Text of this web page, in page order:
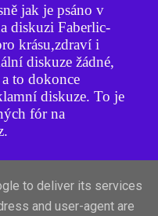
jak je psáno v
diskuzi Faberlic-
krásu,zdraví i
diskuze žádné,
to dokonce
diskuze. To je
fór na
jen
již ukazovaný
to deliver its services
and user-agent are